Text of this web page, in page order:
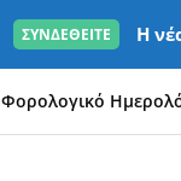
ΣΥΝΔΕΘΕΙΤΕ Η
Φορολογικό